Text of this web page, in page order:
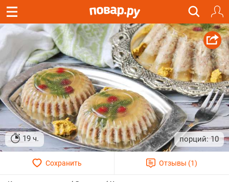
19 ч. 10